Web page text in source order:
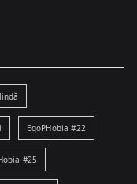
EgoPHobia #22
#25